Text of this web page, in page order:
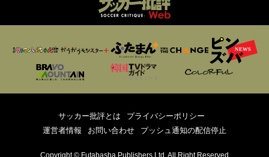
サッカー批評とは
プライバシーポリシー
運営者情報
お問い合わせ プッシュ通知の配信停止
Copyright © Futabasha Publishers Ltd. All Right Reserved